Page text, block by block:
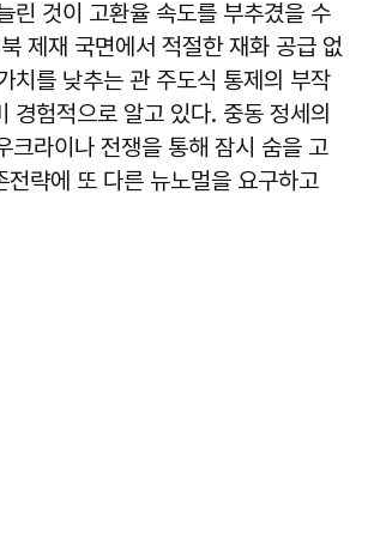
린 것이 고환율 속도를 부추겼을 수
제재 국면에서 적절한 재화 공급 없
치를 낮추는 관 주도식 통제의 부작
경험적으로 알고 있다. 중동 정세의
크라이나 전쟁을 통해 잠시 숨을 고
전략에 또 다른 뉴노멀을 요구하고